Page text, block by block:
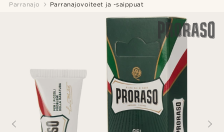
Parranajo Parranajovoiteet ja -saippuat